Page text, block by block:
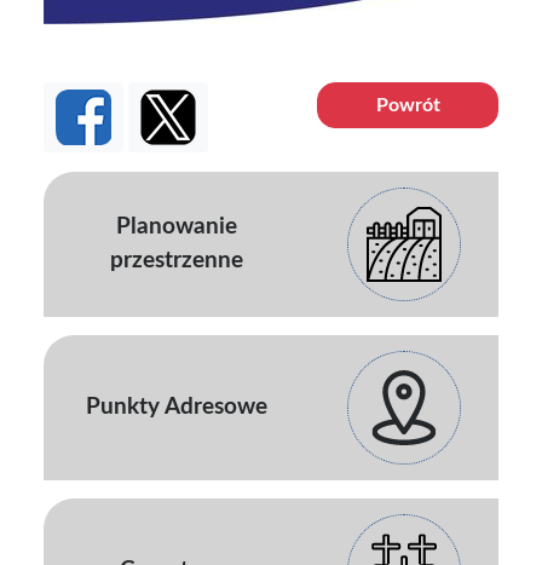
Powrót
Planowanie
przestrzenne
Punkty Adresowe